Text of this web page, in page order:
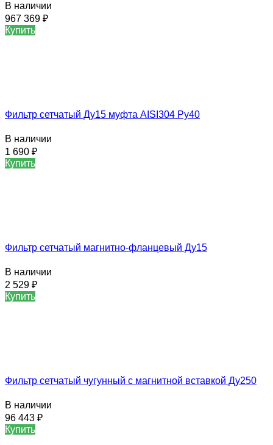
В наличии
967 369 ₽
Купить
Фильтр сетчатый Ду15 муфта AISI304 Ру40
В наличии
1 690 ₽
Купить
Фильтр сетчатый магнитно-фланцевый Ду15
В наличии
2 529 ₽
Купить
Фильтр сетчатый чугунный с магнитной вставкой Ду250
В наличии
96 443 ₽
Купить